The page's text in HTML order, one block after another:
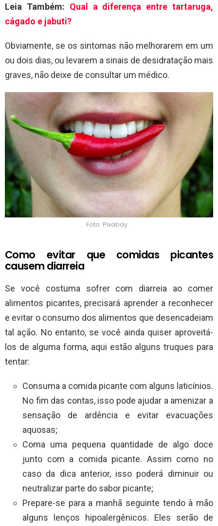
Leia Também: Qual a diferença entre tartaruga,
cágado e jabuti?
Obviamente, se os sintomas não melhorarem em um
ou dois dias, ou levarem a sinais de desidratação mais
graves, não deixe de consultar um médico.
Foto: Pixabay
Como evitar que comidas picantes
causem diarreia
Se você costuma sofrer com diarreia ao comer
alimentos picantes, precisará aprender a reconhecer
e evitar o consumo dos alimentos que desencadeiam
tal ação. No entanto, se você ainda quiser aproveitá-
los de alguma forma, aqui estão alguns truques para
tentar:
Consuma a comida picante com alguns laticínios.
No fim das contas, isso pode ajudar a amenizar a
sensação de ardência e evitar evacuações
aquosas;
Coma uma pequena quantidade de algo doce
junto com a comida picante. Assim como no
caso da dica anterior, isso poderá diminuir ou
neutralizar parte do sabor picante;
Prepare-se para a manhã seguinte tendo à mão
alguns lenços hipoalergênicos. Eles serão de